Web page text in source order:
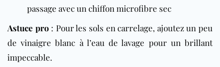
passage avec un chiffon microfibre sec
Astuce pro : Pour les sols en carrelage, ajoutez un peu
de vinaigre blanc à l’eau de lavage pour un brillant
impeccable.